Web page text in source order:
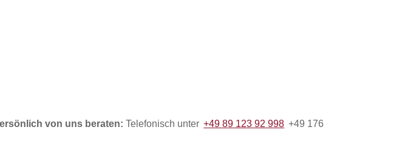
von uns beraten:Telefonisch unter +49 89 123 92 998 +49 176